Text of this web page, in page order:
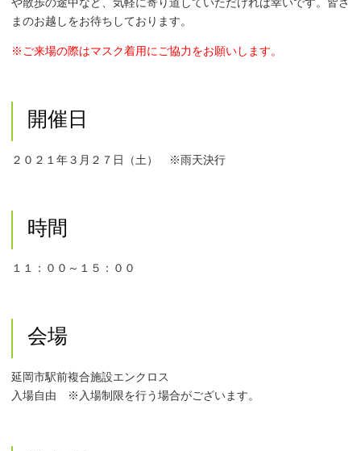
や散歩の途中など、気軽に寄り道していただければ幸いです。皆さ
まのお越しをお待ちしております。
※ご来場の際はマスク着用にご協力をお願いします。
開催日
２０２１年３月２７日（土） ※雨天決行
時間
１１：００～１５：００
会場
延岡市駅前複合施設エンクロス
入場自由 ※入場制限を行う場合がございます。